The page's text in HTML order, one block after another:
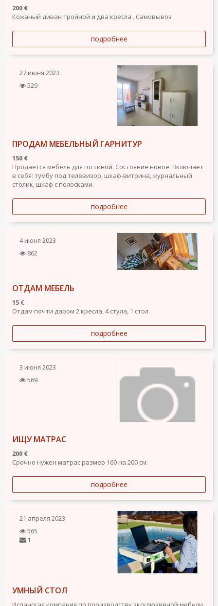
200 €
Кожаный диван тройной и два кресла . Самовывоз
подробнее
27 июня 2023
529
ПРОДАМ МЕБЕЛЬНЫЙ ГАРНИТУР
150 €
Продается мебель для гостиной. Состояние новое. Включает
в себя: тумбу под телевизор, шкаф-витрина, журнальный
столик, шкаф с полосками.
подробнее
4 июня 2023
862
ОТДАМ МЕБЕЛЬ
15 €
Отдам почти даром 2 кресла, 4 стула, 1 стол.
подробнее
3 июня 2023
569
ИЩУ МАТРАС
200 €
Срочно нужен матрас размер 160 на 200 см.
подробнее
21 апреля 2023
565
1
УМНЫЙ СТОЛ